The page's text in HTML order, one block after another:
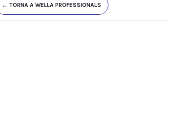
← TORNA A WELLA PROFESSIONALS